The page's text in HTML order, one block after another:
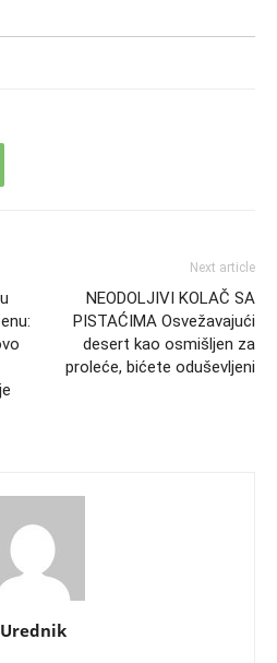
Next article
NEODOLJIVI KOLAČ SA
PISTAĆIMA Osvežavajući
desert kao osmišljen za
proleće, bićete oduševljeni
Urednik